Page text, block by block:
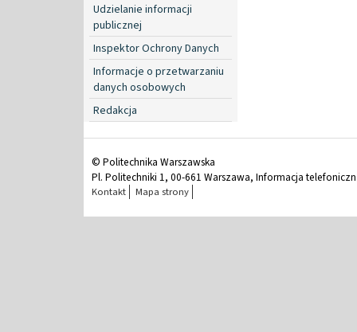
Udzielanie informacji
publicznej
Inspektor Ochrony Danych
Informacje o przetwarzaniu
danych osobowych
Redakcja
© Politechnika Warszawska
Pl. Politechniki 1, 00-661 Warszawa, Informacja
Kontakt Mapa strony